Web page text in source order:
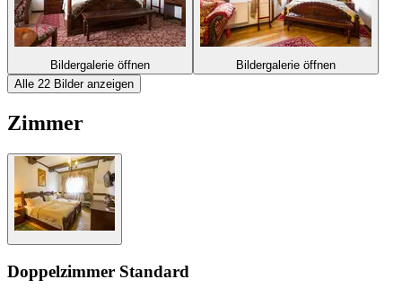
Bildergalerie öffnen
Bildergalerie öffnen
Alle 22 Bilder anzeigen
Zimmer
Doppelzimmer Standard